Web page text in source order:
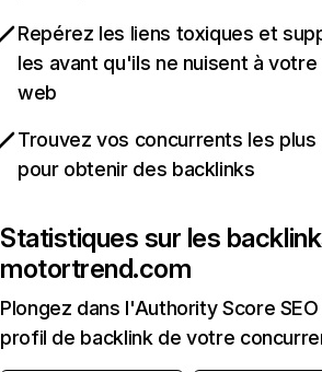
Repérez les liens toxiques et
les avant qu'ils ne nuisent à
web
Trouvez vos concurrents les
pour obtenir des backlinks
Statistiques sur les
motortrend.com
Plongez dans l'Authority Score
profil de backlink de votre